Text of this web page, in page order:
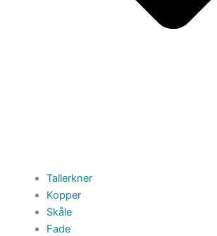
Tallerkner
Kopper
Skåle
Fade